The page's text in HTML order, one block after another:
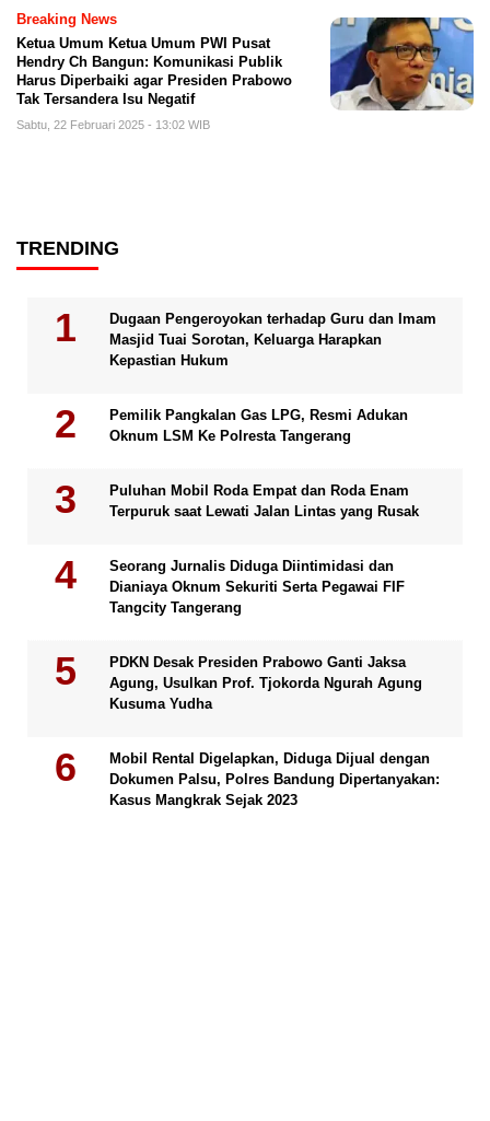
Breaking News
Ketua Umum Ketua Umum PWI Pusat
Hendry Ch Bangun: Komunikasi Publik
Harus Diperbaiki agar Presiden Prabowo
Tak Tersandera Isu Negatif
Sabtu, 22 Februari 2025 - 13:02 WIB
TRENDING
Dugaan Pengeroyokan terhadap Guru dan Imam
Masjid Tuai Sorotan, Keluarga Harapkan
Kepastian Hukum
Pemilik Pangkalan Gas LPG, Resmi Adukan
Oknum LSM Ke Polresta Tangerang
Puluhan Mobil Roda Empat dan Roda Enam
Terpuruk saat Lewati Jalan Lintas yang Rusak
Seorang Jurnalis Diduga Diintimidasi dan
Dianiaya Oknum Sekuriti Serta Pegawai FIF
Tangcity Tangerang
PDKN Desak Presiden Prabowo Ganti Jaksa
Agung, Usulkan Prof. Tjokorda Ngurah Agung
Kusuma Yudha
Mobil Rental Digelapkan, Diduga Dijual dengan
Dokumen Palsu, Polres Bandung Dipertanyakan:
Kasus Mangkrak Sejak 2023